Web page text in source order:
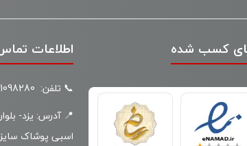
کسب شده اطلاعات
📞 تلفن: 91098280- 035
📍 آدرس: یزد-
اسبی پوشاک